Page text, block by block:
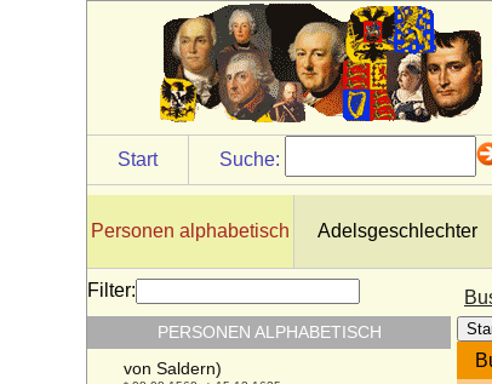
Start Suche:
Personen alphabetisch Adelsgeschlechter
Filter:
PERSONEN ALPHABETISCH
Burchard VI. von Querfurt (Burkhard VI.
von Querfurt, Burchard II. von Mansfeld)
Burchard VIII. von Mansfeld-Querfurt
+ 1392
Burchard von Avesnes
* um 1175; + 1244
Burchard von der Decken
Burchard von Preußen
Burchard von Saldern
Burchard von Saldern (auch Burckhard IX.
von Saldern)